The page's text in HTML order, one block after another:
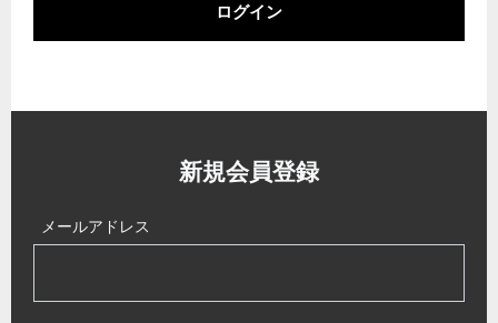
ログイン
新規会員登録
メールアドレス